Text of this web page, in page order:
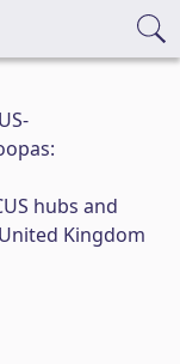
hubs and
Kingdom